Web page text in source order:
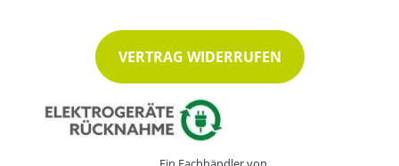
VERTRAG WIDERRUFEN